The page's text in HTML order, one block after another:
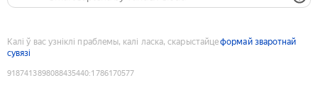
Калі ў вас узніклі праблемы, калі ласка, скарыстайцеформай зваротнай
сувязі
9187413898088435440:1786170577